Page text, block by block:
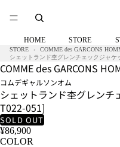
HOME STORE
STORE COMME des GARCONS
シェットランド杢グレンチェックジャケ
ズ：
M
COMME des GARCONS
コムデギャルソンオム
シェットランド杢グレンチ
T022-051]
SOLD OUT
¥86,900
COLOR